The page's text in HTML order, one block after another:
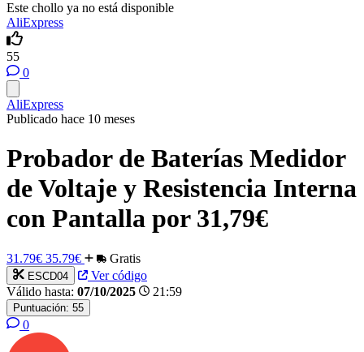
Este chollo ya no está disponible
AliExpress
55
0
AliExpress
Publicado hace 10 meses
Probador de Baterías Medidor
de Voltaje y Resistencia Interna
con Pantalla por 31,79€
31.79€ 35.79€ Gratis
ESCD04
Ver código
Válido hasta: 07/10/2025 21:59
Puntuación: 55
0